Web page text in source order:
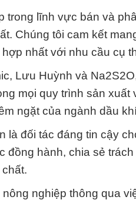
trong lĩnh vực bán và
Chúng tôi cam kết
nhất với nhu cầu cụ
Lưu Huỳnh và
mọi quy trình sản xuất
ngặt của ngành dầu
đối tác đáng tin cậy
đồng hành, chia sẻ
nghiệp thông qua